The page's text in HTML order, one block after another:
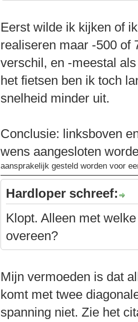
Eerst wilde ik kijken of
realiseren maar -500 of
verschil, en -meestal
het fietsen ben ik toch
snelheid minder uit.
Conclusie: linksboven
wens aangesloten
aansprakelijk gesteld worden voor
Hardloper schreef:
Klopt. Alleen met
overeen?
Mijn vermoeden is dat
komt met twee
spanning niet. Zie het